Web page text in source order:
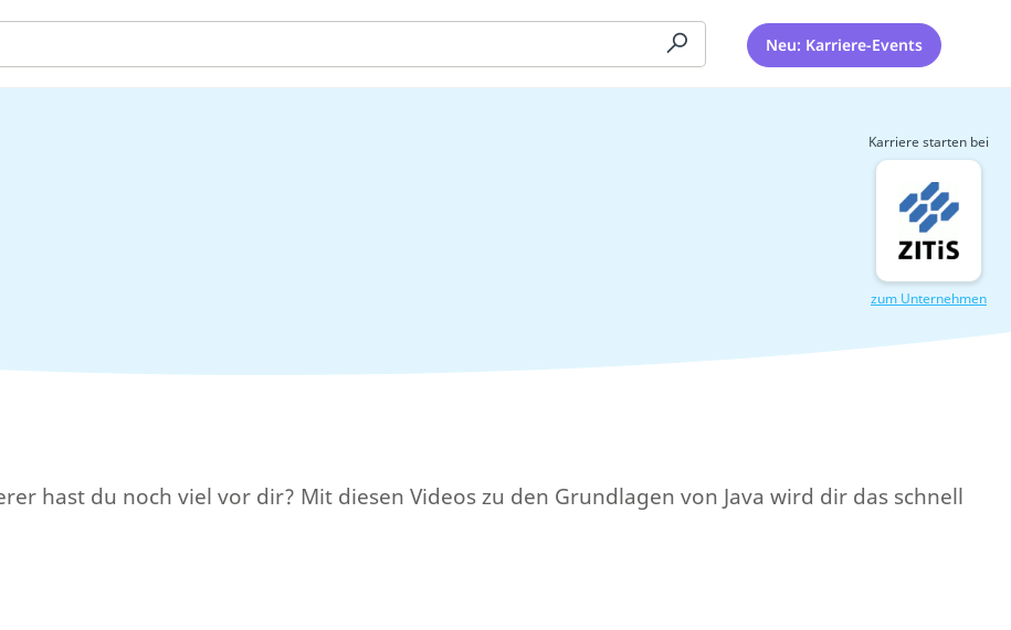
Neu: Karriere-Events
Karriere starten bei
zum Unternehmen
hast du noch viel vor dir? Mit diesen Videos zu den Grundlagen von Java wird dir das schnell